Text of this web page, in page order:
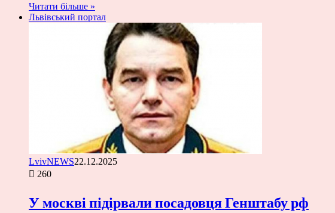
Читати більше »
Львівський портал
LvivNEWS22.12.2025
260
У москві підірвали посадовця Генштабу рф